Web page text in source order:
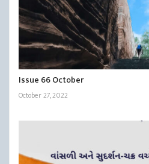
Issue 66 October
October 27, 2022